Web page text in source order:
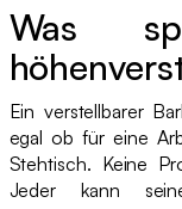
Was
Ein verstellbarer
egal ob für eine
Stehtisch. Keine
Jeder kann